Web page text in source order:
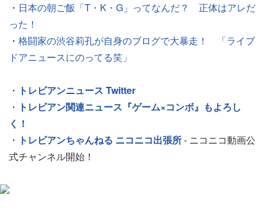
・ 日本の朝ご飯「T・K・G」ってなんだ？ 正体はアレだ
った！
・ 格闘家の渋谷莉孔が自身のブログで大暴走！ 「ライブ
ドアニュースにのってる笑」
・ トレビアンニュース Twitter
・ トレビアン関連ニュース『ゲーム×コンボ』もよろし
く！
・ トレビアンちゃんねる ニコニコ出張所- ニコニコ動画公
式チャンネル開始！